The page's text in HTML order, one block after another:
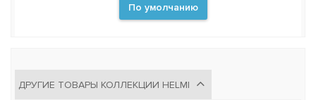
По умолчанию
ДРУГИЕ ТОВАРЫ КОЛЛЕКЦИИ HELMI